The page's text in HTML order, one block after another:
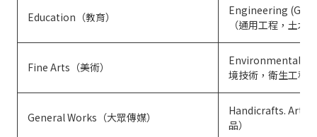
Education（教育）
Engineering
（通用工程，土木
Fine Arts（美術）
Environmental
境技術，衛生工程）
General Works（大眾傳媒）
Handicrafts. Arts
品）